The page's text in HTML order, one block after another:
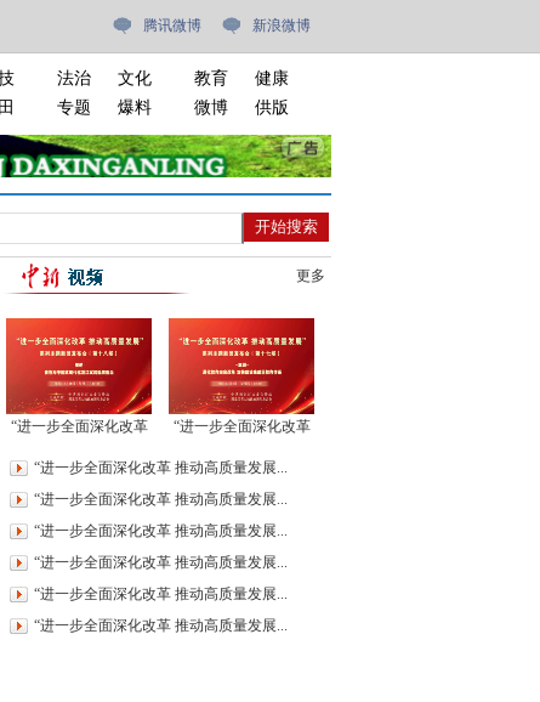
腾讯微博 新浪微博
法治
文化
专题
爆料
教育
健康
微博
供版
更多
“进一步全面深化改革
主题新闻发布会(第十
八场)
“进一步全面深化改革
主题新闻发布会(第十
七场)
“进一步全面深化改革 推动高质量发展...
“进一步全面深化改革 推动高质量发展...
“进一步全面深化改革 推动高质量发展...
“进一步全面深化改革 推动高质量发展...
“进一步全面深化改革 推动高质量发展...
“进一步全面深化改革 推动高质量发展...